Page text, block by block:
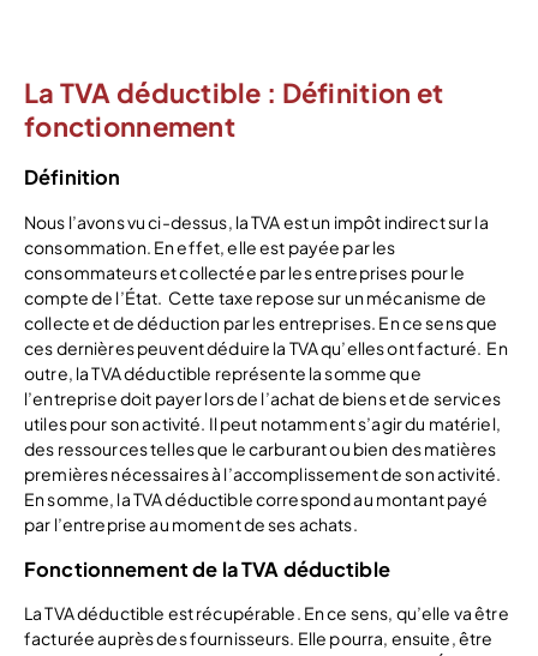
La TVA déductible : Définition et
fonctionnement
Définition
Nous l’avons vu ci-dessus, la TVA est un impôt indirect sur la
consommation. En effet, elle est payée par les
consommateurs et collectée par les entreprises pour le
compte de l’État. Cette taxe repose sur un mécanisme de
collecte et de déduction par les entreprises. En ce sens que
ces dernières peuvent déduire la TVA qu’elles ont facturé. En
outre, la TVA déductible représente la somme que
l’entreprise doit payer lors de l’achat de biens et de services
utiles pour son activité. Il peut notamment s’agir du matériel,
des ressources telles que le carburant ou bien des matières
premières nécessaires à l’accomplissement de son activité.
En somme, la TVA déductible correspond au montant payé
par l’entreprise au moment de ses achats.
Fonctionnement de la TVA déductible
La TVA déductible est récupérable. En ce sens, qu’elle va être
facturée auprès des fournisseurs. Elle pourra, ensuite, être